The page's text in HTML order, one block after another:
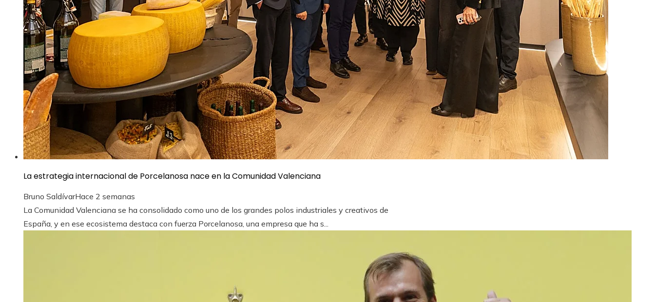
La estrategia internacional de Porcelanosa nace en la Comunidad Valenciana
Bruno SaldívarHace 2 semanas
La Comunidad Valenciana se ha consolidado como uno de los grandes polos industriales y creativos de
España, y en ese ecosistema destaca con fuerza Porcelanosa, una empresa que ha s...